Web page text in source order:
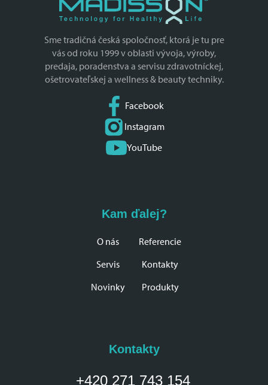
Sme tradičná česká spoločnosť, ktorá je tu pre
vás od roku 1999 v oblasti vývoja, výroby,
predaja, poradenstva a servisu zdravotníckej,
ošetrovateľskej a wellness & beauty techniky.
Facebook
Instagram
YouTube
Kam ďalej?
O nás
Referencie
Servis
Kontakty
Novinky
Produkty
Kontakty
+420 271 743 154